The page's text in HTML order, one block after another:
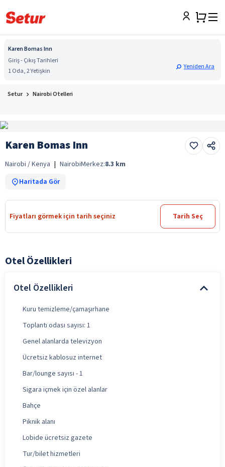
Karen Bomas Inn
Giriş - Çıkış Tarihleri
1 Oda, 2 Yetişkin
Yeniden Ara
Setur Nairobi Otelleri
Karen Bomas Inn
Nairobi / Kenya | NairobiMerkez:8.3 km
Haritada Gör
Fiyatları görmek için tarih seçiniz Tarih Seç
Otel Özellikleri
Otel Özellikleri
Kuru temizleme/çamaşırhane
Toplantı odası sayısı: 1
Genel alanlarda televizyon
Ücretsiz kablosuz internet
Bar/lounge sayısı - 1
Sigara içmek için özel alanlar
Bahçe
Piknik alanı
Lobide ücretsiz gazete
Tur/bilet hizmetleri